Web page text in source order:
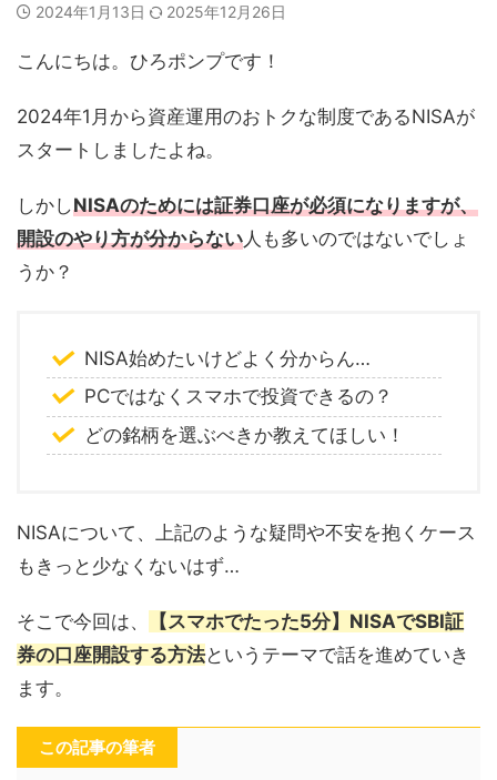
2024年1月13日 2025年12月26日
こんにちは。ひろポンプです！
2024年1月から資産運用のおトクな制度であるNISAが
スタートしましたよね。
しかしNISAのためには証券口座が必須になりますが、
開設のやり方が分からない 人も多いのではないでしょ
うか？
NISA始めたいけどよく分からん…
PCではなくスマホで投資できるの？
どの銘柄を選ぶべきか教えてほしい！
NISAについて、上記のような疑問や不安を抱くケース
もきっと少なくないはず…
そこで今回は、
【スマホでたった5分】NISAでSBI証
券の口座開設する方法というテーマで話を進めていき
ます。
この記事の筆者